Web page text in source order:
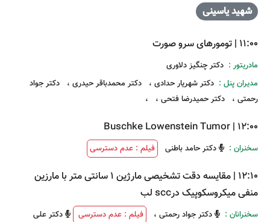
شهید یاسینی
11:00
| تومورهای سرو صورت
مادریتور : دکتر چنگیز دلاوری
مدیران پنل : دکتر شهریار حدادی ، دکتر محمدباقر حیدری ،
دکتر جواد
رحمتی ، دکتر حمیدرضا فتحی ، ،
12:00
|
Buschke Lowenstein Tumor
سخنران : دکتر حامد باطنی فیلم : عدم دسترسی
12:10
|
مقایسه دقت تشخیصی مارژین 1 سانتی متر با مارزین
منفی میکروسکوپیک درscc لب
سخنرانان : دکتر جواد رحمتی ، فیلم : عدم دسترسی
دکتر علی